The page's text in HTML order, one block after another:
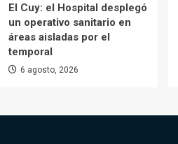
El Cuy: el Hospital desplegó
un operativo sanitario en
áreas aisladas por el
temporal
6 agosto, 2026